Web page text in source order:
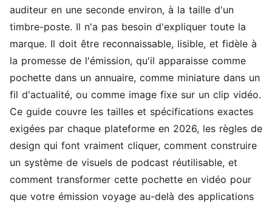
auditeur en une seconde environ, à la taille d'un
timbre-poste. Il n'a pas besoin d'expliquer toute la
marque. Il doit être reconnaissable, lisible, et fidèle à
la promesse de l'émission, qu'il apparaisse comme
pochette dans un annuaire, comme miniature dans un
fil d'actualité, ou comme image fixe sur un clip vidéo.
Ce guide couvre les tailles et spécifications exactes
exigées par chaque plateforme en 2026, les règles de
design qui font vraiment cliquer, comment construire
un système de visuels de podcast réutilisable, et
comment transformer cette pochette en vidéo pour
que votre émission voyage au-delà des applications